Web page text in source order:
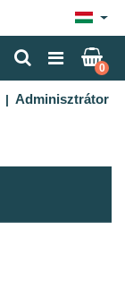
×
0
| Adminisztrátor